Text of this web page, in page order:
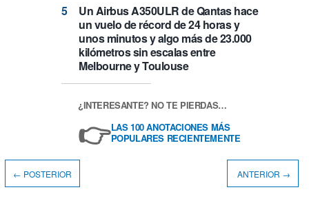
Un Airbus A350ULR de Qantas hace
un vuelo de récord de 24 horas y
unos minutos y algo más de 23.000
kilómetros sin escalas entre
Melbourne y Toulouse
¿INTERESANTE? NO TE PIERDAS…
👉LAS 100 ANOTACIONES MÁS
POPULARES RECIENTEMENTE
← POSTERIOR ANTERIOR →